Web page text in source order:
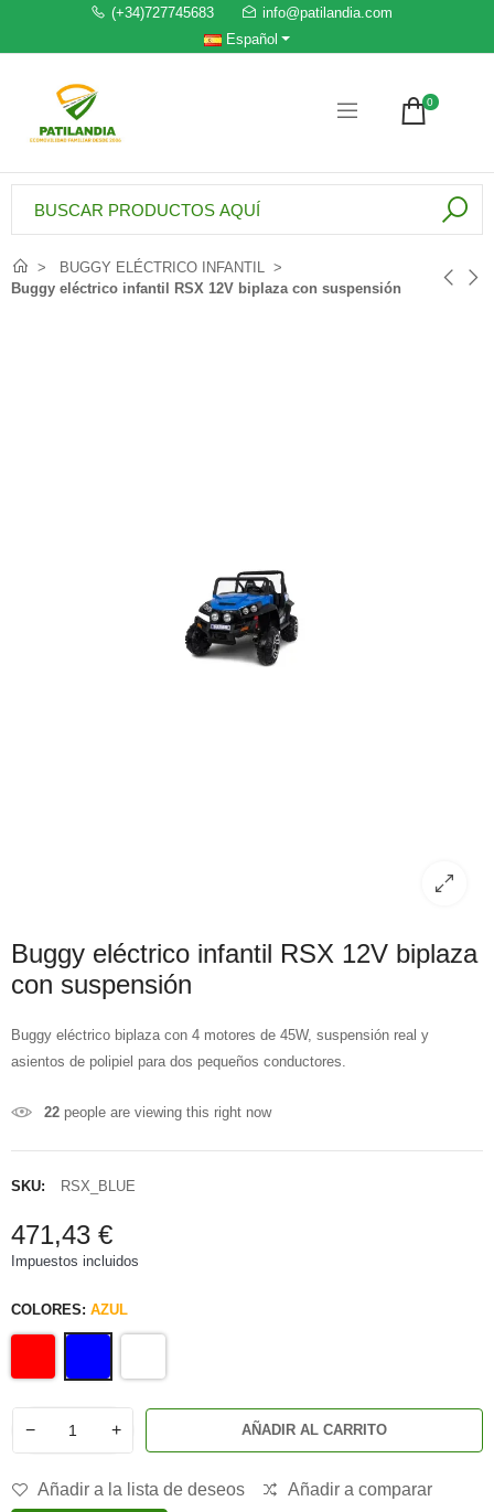
(+34)727745683
info@patilandia.com
Español
0
BUGGY ELÉCTRICO INFANTIL
Buggy eléctrico infantil RSX 12V biplaza con suspensión
Buggy eléctrico infantil RSX 12V biplaza
con suspensión
Buggy eléctrico biplaza con 4 motores de 45W, suspensión real y
asientos de polipiel para dos pequeños conductores.
22 people are viewing this right now
SKU: RSX_BLUE
471,43 €
Impuestos incluidos
COLORES: AZUL
− + AÑADIR AL CARRITO
Añadir a la lista de deseos Añadir a comparar